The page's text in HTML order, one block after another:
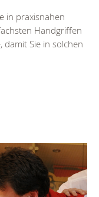
in praxisnahen
Handgriffen
damit Sie in solchen